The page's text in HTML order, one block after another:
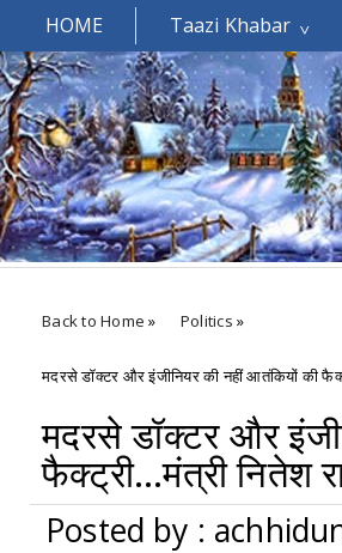
HOME Taazi Khabar
Welcomes You.....
Back to Home » Politics »
मदरसे डॉक्टर और इंजीनियर की नहीं आतंकियों की
मदरसे डॉक्टर और
फैक्ट्री…मंत्री नितेश
Posted by :